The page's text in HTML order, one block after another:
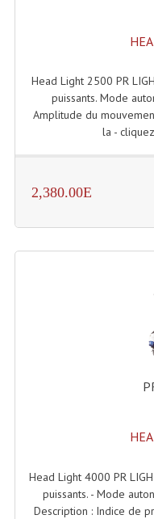
Haut-
Moteurs
Head Light 2500 PR
puissants. Mode
Amplitude du
la -
2,380.00E
Head Light 4000 PR
puissants. - Mode
Description : Indice de